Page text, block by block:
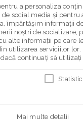
Bebe
a personaliza
social media și pentru
împărtășim informații
noștri de socializare,
alte informații pe care
utilizarea serviciilor lor.
continuați să
Statistici
Mai multe detalii